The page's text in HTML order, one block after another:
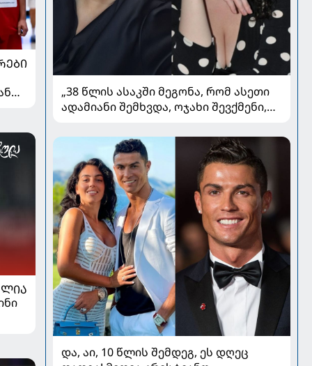
„38 წლის ასაკში მეგონა, რომ ასეთი
ადამიანი შემხვდა, ოჯახი შევქმენი,
ოჯახსა და განქორწინებაზე
და, აი, 10 წლის შემდეგ, ეს დღეც